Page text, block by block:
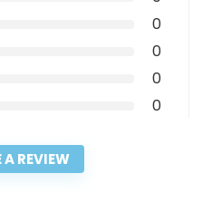
0
0
0
0
A REVIEW